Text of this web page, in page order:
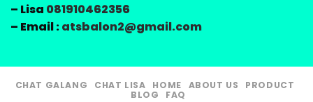
– Lisa 081910462356
– Email :atsbalon2@gmail.com
CHAT GALANG CHAT LISA HOME ABOUT US
PRODUCT
BLOG
FAQ